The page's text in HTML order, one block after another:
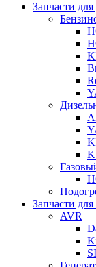
Запчасти для
Запчасти для
AVR